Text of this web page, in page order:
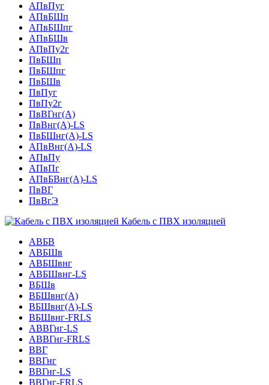
АПвПуг
АПвБШп
АПвБШпг
АПвБШв
АПвПу2г
ПвБШп
ПвБШпг
ПвБШв
ПвПуг
ПвПу2г
ПвВГнг(А)
ПвВнг(А)-LS
ПвБШнг(А)-LS
АПвВнг(А)-LS
АПвПу
АПвПг
АПвБВнг(А)-LS
ПвВГ
ПвВгЭ
Кабель с ПВХ изоляцией
АВБВ
АВБШв
АВБШвнг
АВБШвнг-LS
ВБШв
ВБШвнг(A)
ВБШвнг(А)-LS
ВБШвнг-FRLS
АВВГнг-LS
АВВГнг-FRLS
ВВГ
ВВГнг
ВВГнг-LS
ВВГнг-FRLS